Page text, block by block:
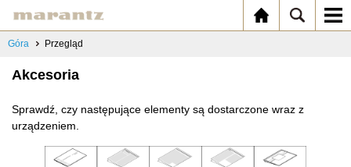
Góra Przegląd
Akcesoria
Sprawdź, czy następujące elementy są dostarczone wraz z
urządzeniem.